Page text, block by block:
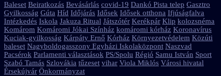
Baleset Beiratkozás Bevásárlás covid-19 Dankó Pista telep Gasztro
Gyilkosság Gúta Híd Időjárás Idősek Idősek otthona Ifjúságfalva
Intézkedés Iskola Jakuza Ritual Játszótér Kerékpár Klip kolozsnéma
Komárom Komáromi Jókai Színház komáromi kórház Koronavírus
Kuciak-gyilkosság Kárpáty Ernő Kórház Környezetvédelem Közúti
baleset Nagyboldogasszony Egyházi Iskolaközpont Naszvad
Pacsérok Parlamenti választások PS/Spolu Régió Samu István Sport
Szabó Tamás Szlovákia tűzeset vihar Viola Miklós Városi hivatal
Érsekújvár Önkormányzat